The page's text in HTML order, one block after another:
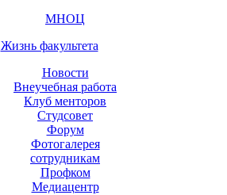
МНОЦ
Жизнь факультета
Новости
Внеучебная работа
Клуб менторов
Студсовет
Форум
Фотогалерея
сотрудникам
Профком
Медиацентр